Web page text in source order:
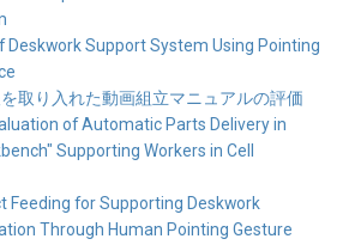
Deskwork Support System Using Pointing
取り入れた動画組立マニュアルの評価
of Automatic Parts Delivery in
Supporting Workers in Cell
Feeding for Supporting Deskwork
Through Human Pointing Gesture